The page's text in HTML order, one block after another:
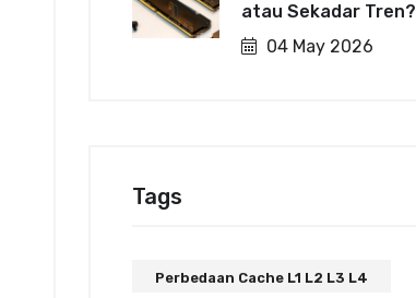
atau Sekadar Tren?
04 May 2026
Tags
Perbedaan Cache L1 L2 L3 L4